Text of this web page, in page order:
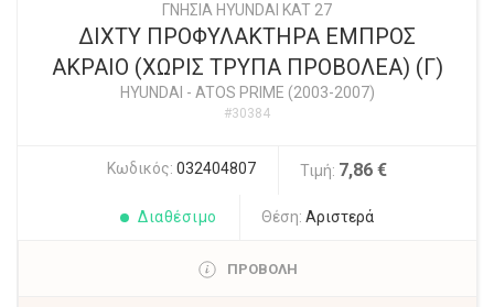
ΓΝΗΣΙΑ HYUNDAI KAT 27
ΔΙΧΤΥ ΠΡΟΦΥΛΑΚΤΗΡΑ ΕΜΠΡΟΣ
ΑΚΡΑΙΟ (ΧΩΡΙΣ ΤΡΥΠΑ ΠΡΟΒΟΛΕΑ) (Γ)
HYUNDAI - ATOS PRIME (2003-2007)
#30384
Κωδικός: 032404807 Τιμή: 7,86 €
Διαθέσιμο Θέση: Αριστερά
ΠΡΟΒΟΛΗ